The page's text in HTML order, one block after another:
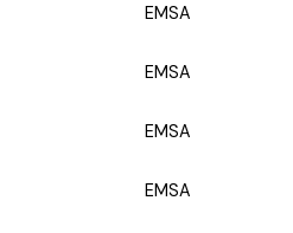
EMSA
EMSA
EMSA
EMSA